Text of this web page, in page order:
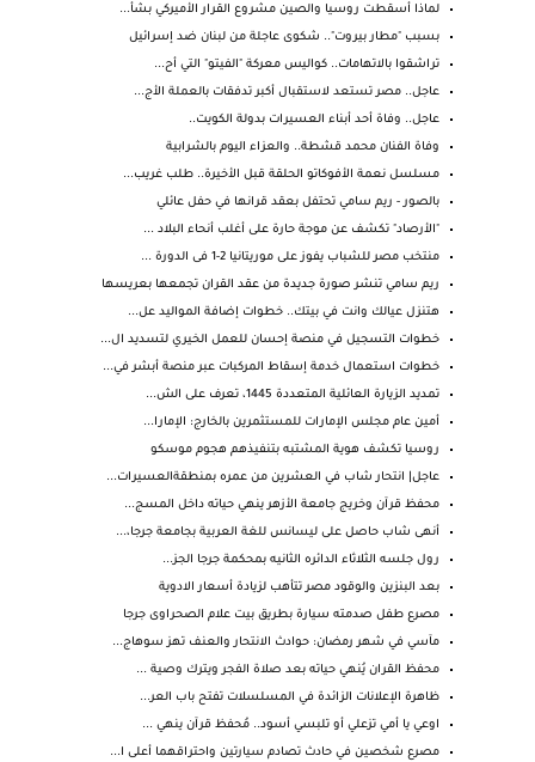
لماذا أسقطت روسيا والصين مشروع القرار الأميركي بشأ...
بسبب "مطار بيروت".. شكوى عاجلة من لبنان ضد إسرائيل
تراشقوا بالاتهامات.. كواليس معركة "الفيتو" التي أح...
عاجل.. مصر تستعد لاستقبال أكبر تدفقات بالعملة الأج...
عاجل.. وفاة أحد أبناء العسيرات بدولة الكويت..
وفاة الفنان محمد قشطة.. والعزاء اليوم بالشرابية
مسلسل نعمة الأفوكاتو الحلقة قبل الأخيرة.. طلب غريب...
بالصور - ريم سامي تحتفل بعقد قرانها في حفل عائلي
"الأرصاد" تكشف عن موجة حارة على أغلب أنحاء البلاد ...
منتخب مصر للشباب يفوز على موريتانيا 2-1 فى الدورة ...
ريم سامي تنشر صورة جديدة من عقد القران تجمعها بعريسها
هتنزل عيالك وانت في بيتك.. خطوات إضافة المواليد عل...
خطوات التسجيل في منصة إحسان للعمل الخيري لتسديد ال...
خطوات استعمال خدمة إسقاط المركبات عبر منصة أبشر في...
تمديد الزيارة العائلية المتعددة 1445، تعرف على الش...
أمين عام مجلس الإمارات للمستثمرين بالخارج: الإمارا...
روسيا تكشف هوية المشتبه بتنفيذهم هجوم موسكو
عاجل| انتحار شاب في العشرين من عمره بمنطقةالعسيرات...
محفظ قرآن وخريج جامعة الأزهر ينهي حياته داخل المسج...
أنهى شاب حاصل على ليسانس للغة العربية بجامعة جرجا،...
رول جلسه الثلاثاء الدائره الثانيه بمحكمة جرجا الجز...
بعد البنزين والوقود مصر تتأهب لزيادة أسعار الادوية
مصرع طفل صدمته سيارة بطريق بيت علام الصحراوى جرجا
مآسي في شهر رمضان: حوادث الانتحار والعنف تهز سوهاج...
محفظ القران يُنهي حياته بعد صلاة الفجر ويترك وصية ...
ظاهرة الإعلانات الزائدة في المسلسلات تفتح باب العر...
اوعي يا أمي تزعلي أو تلبسي أسود.. مُحفظ قرآن ينهي ...
مصرع شخصين في حادث تصادم سيارتين واحتراقهما أعلى ا...